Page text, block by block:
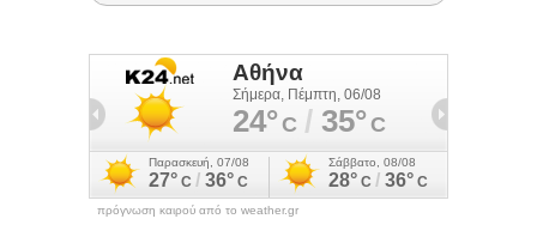
πρόγνωση καιρού από το weather.gr